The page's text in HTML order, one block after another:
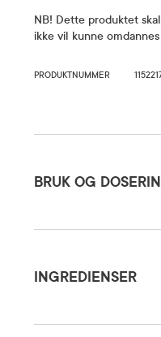
NB! Dette produktet
ikke vil kunne
PRODUKTNUMMER
BRUK OG
Oppbevaringsbetingelser
INGREDIENSER